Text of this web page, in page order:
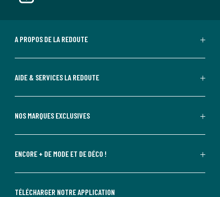
A PROPOS DE LA REDOUTE
AIDE & SERVICES LA REDOUTE
NOS MARQUES EXCLUSIVES
ENCORE + DE MODE ET DE DÉCO !
TÉLÉCHARGER NOTRE APPLICATION